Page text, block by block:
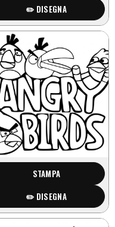
✏️ DISEGNA
STAMPA
✏️ DISEGNA